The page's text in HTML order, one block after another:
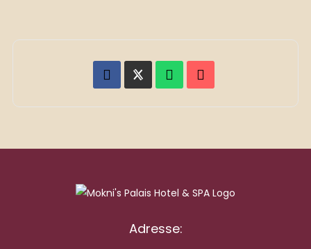
Adresse: